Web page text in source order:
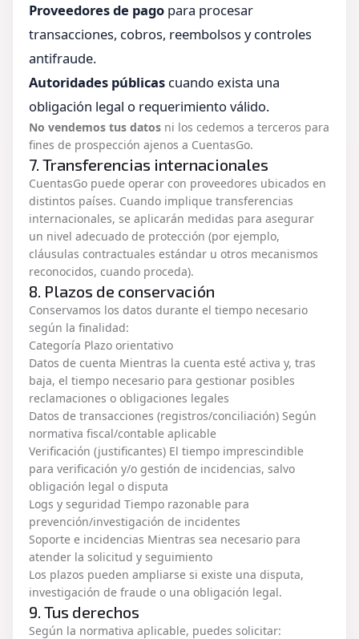
Proveedores de pago para procesar
transacciones, cobros, reembolsos y controles
antifraude.
Autoridades públicas cuando exista una
obligación legal o requerimiento válido.
No vendemos tus datos ni los cedemos a terceros para
fines de prospección ajenos a CuentasGo.
7. Transferencias internacionales
CuentasGo puede operar con proveedores ubicados en
distintos países. Cuando implique transferencias
internacionales, se aplicarán medidas para asegurar
un nivel adecuado de protección (por ejemplo,
cláusulas contractuales estándar u otros mecanismos
reconocidos, cuando proceda).
8. Plazos de conservación
Conservamos los datos durante el tiempo necesario
según la finalidad:
Categoría Plazo orientativo
Datos de cuenta Mientras la cuenta esté activa y, tras
baja, el tiempo necesario para gestionar posibles
reclamaciones o obligaciones legales
Datos de transacciones (registros/conciliación) Según
normativa fiscal/contable aplicable
Verificación (justificantes) El tiempo imprescindible
para verificación y/o gestión de incidencias, salvo
obligación legal o disputa
Logs y seguridad Tiempo razonable para
prevención/investigación de incidentes
Soporte e incidencias Mientras sea necesario para
atender la solicitud y seguimiento
Los plazos pueden ampliarse si existe una disputa,
investigación de fraude o una obligación legal.
9. Tus derechos
Según la normativa aplicable, puedes solicitar: